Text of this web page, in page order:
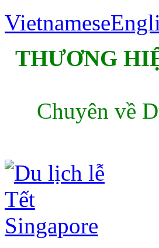
Vietnamese
THƯƠNG
Chuyên về